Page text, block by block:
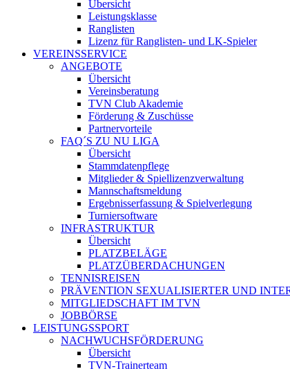
Übersicht
Leistungsklasse
Ranglisten
Lizenz für Ranglisten- und LK-Spieler
VEREINSSERVICE
ANGEBOTE
Übersicht
Vereinsberatung
TVN Club Akademie
Förderung & Zuschüsse
Partnervorteile
FAQ´S ZU NU LIGA
Übersicht
Stammdatenpflege
Mitglieder & Spiellizenzverwaltung
Mannschaftsmeldung
Ergebnisserfassung & Spielverlegung
Turniersoftware
INFRASTRUKTUR
Übersicht
PLATZBELÄGE
PLATZÜBERDACHUNGEN
TENNISREISEN
PRÄVENTION SEXUALISIERTER UND
MITGLIEDSCHAFT IM TVN
JOBBÖRSE
LEISTUNGSSPORT
NACHWUCHSFÖRDERUNG
Übersicht
TVN-Trainerteam